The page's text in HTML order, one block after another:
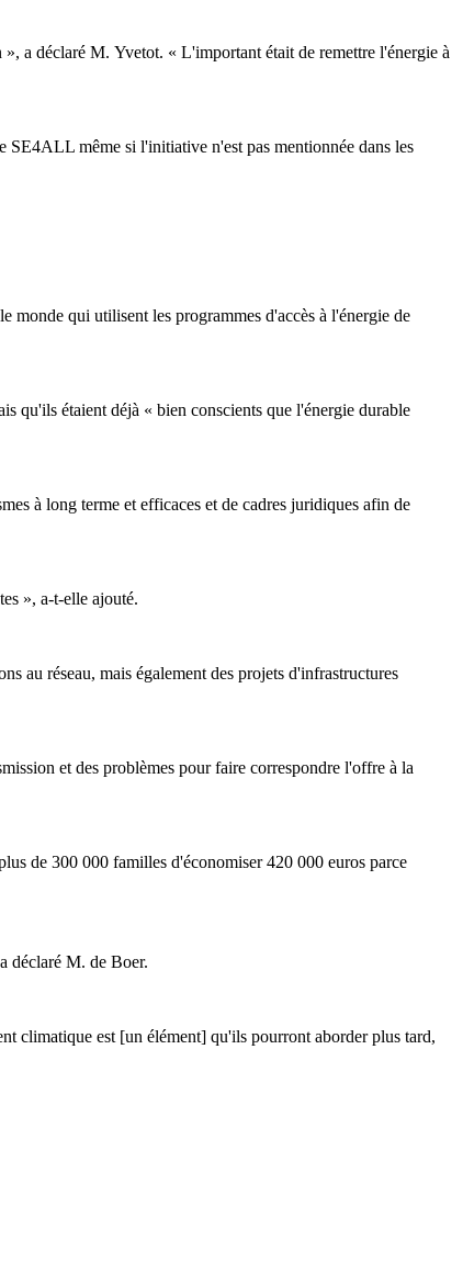
a déclaré M. Yvetot. « L'important était de remettre l'énergie à
SE4ALL même si l'initiative n'est pas mentionnée dans les
monde qui utilisent les programmes d'accès à l'énergie de
qu'ils étaient déjà « bien conscients que l'énergie durable
à long terme et efficaces et de cadres juridiques afin de
», a-t-elle ajouté.
au réseau, mais également des projets d'infrastructures
et des problèmes pour faire correspondre l'offre à la
de 300 000 familles d'économiser 420 000 euros parce
déclaré M. de Boer.
climatique est [un élément] qu'ils pourront aborder plus tard,